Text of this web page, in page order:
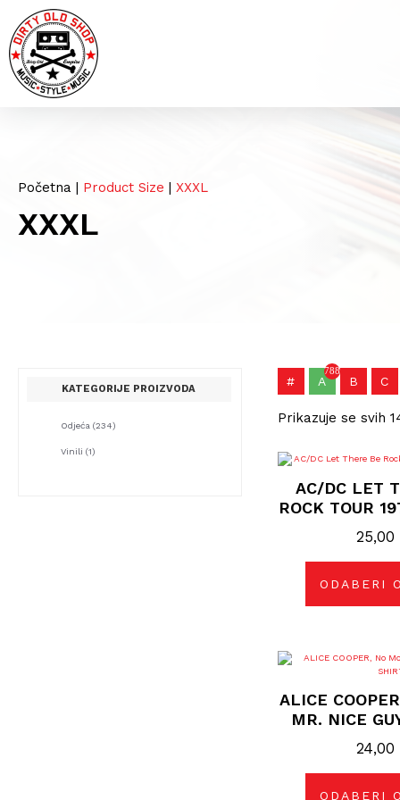
Početna | Product Size | XXXL
XXXL
KATEGORIJE PROIZVODA
Odjeća (234)
Vinili (1)
# A
788
B C
Prikazuje se svih
AC/DC LET
ROCK TOUR
25,00
ODABERI
ima
se
ALICE
MR. NICE
24,00
ODABERI
Ovaj
više